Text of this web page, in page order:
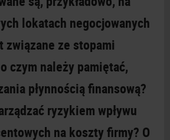
lokatach negocjowanych
związane ze stopami
o czym należy pamiętać,
płynnością finansową?
ryzykiem wpływu
na koszty firmy? O